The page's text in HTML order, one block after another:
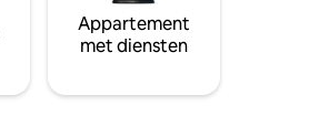
Appartement
met diensten